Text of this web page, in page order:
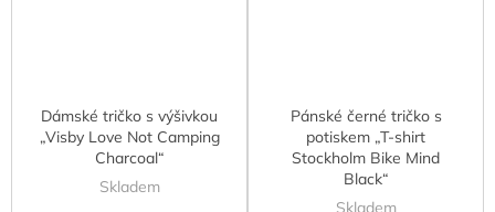
Dámské tričko s výšivkou
„Visby Love Not Camping
Charcoal“
Skladem
Pánské černé tričko s
potiskem „T-shirt
Stockholm Bike Mind
Black“
Skladem